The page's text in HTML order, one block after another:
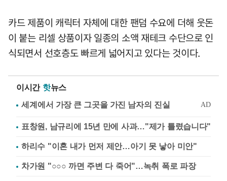
카드 제품이 캐릭터 자체에 대한 팬덤 수요에 더해 웃돈
이 붙는 리셀 상품이자 일종의 소액 재테크 수단으로 인
식되면서 선호층도 빠르게 넓어지고 있다는 것이다.
이시간 핫뉴스
표창원, 남규리에 15년 만에 사과…"제가 틀렸습니다"
하리수 "이혼 내가 먼저 제안…아기 못 낳아 미안"
차가원 "○○○ 까면 주변 다 죽어"…녹취 폭로 파장